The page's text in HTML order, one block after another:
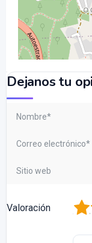
Dejanos tu
Valoración 2